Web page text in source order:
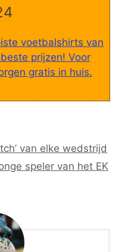
voetbalshirts van
prijzen! Voor
gratis in huis.
van elke wedstrijd
speler van het EK